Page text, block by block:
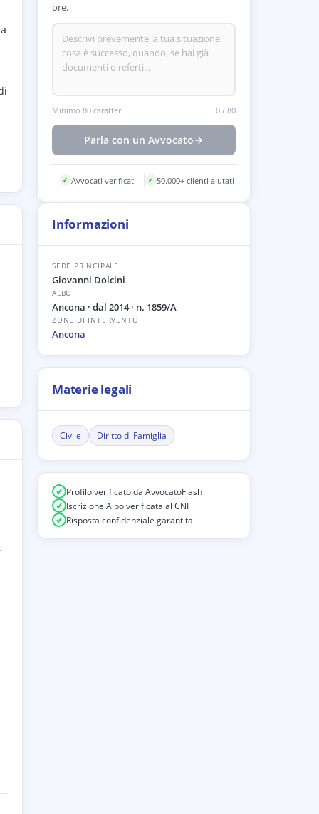
ore.
Minimo 80 caratteri 0 / 80
Parla con un Avvocato
✓ Avvocati verificati ✓ 50.000+ clienti aiutati
Informazioni
SEDE PRINCIPALE
Giovanni Dolcini
ALBO
Ancona · dal 2014· n. 1859/A
ZONE DI INTERVENTO
Ancona
Materie legali
Civile Diritto di Famiglia
Profilo verificato da AvvocatoFlash
Iscrizione Albo verificata al CNF
Risposta confidenziale garantita